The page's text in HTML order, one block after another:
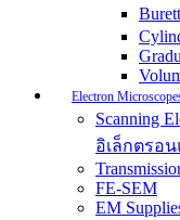
Electron
Scanning
อิเล็กตรอ
FE-SEM
EM